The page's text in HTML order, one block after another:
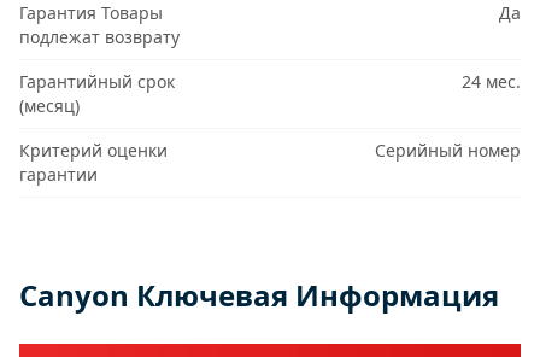
Гарантия Товары
подлежат возврату
Да
Гарантийный срок
(месяц)
24 мес.
Критерий оценки
гарантии
Серийный номер
Canyon Ключевая Информация